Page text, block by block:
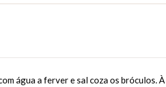
água a ferver e sal coza os bróculos. À